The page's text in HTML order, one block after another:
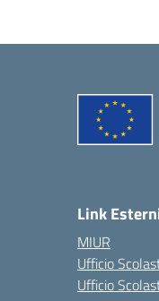
Link
MIUR
Ufficio
Ufficio